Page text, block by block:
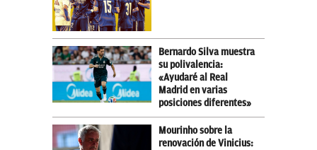
Bernardo Silva muestra
su polivalencia:
«Ayudaré al Real
Madrid en varias
posiciones diferentes»
Mourinho sobre la
renovación de Vinicius: